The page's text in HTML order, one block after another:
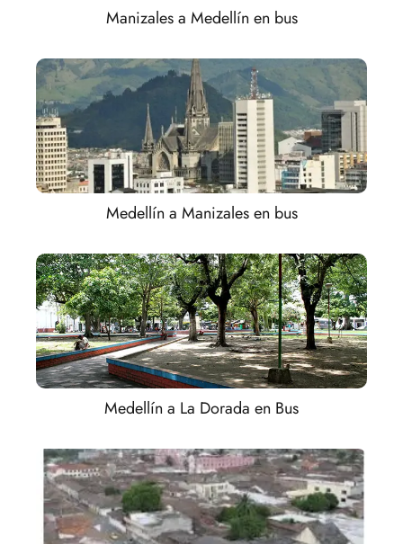
Manizales a Medellín en bus
Medellín a Manizales en bus
Medellín a La Dorada en Bus